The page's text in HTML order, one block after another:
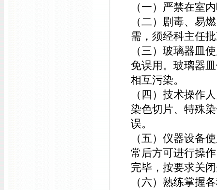
（一）严禁在室
（二）剧毒、易
需，须经科主任
（三）玻璃器皿
免误用。玻璃器
相互污染。
（四）技术操作
染色切片、特殊
误。
（五）仪器设备
常后方可进行操
完毕，按要求关
（六）熟练掌握